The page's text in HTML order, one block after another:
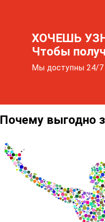
ХОЧЕШЬ
Чтобы
Мы доступны 24/7
Почему выгодно